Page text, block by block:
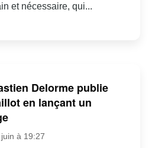
et nécessaire, qui...
Delorme publie
en lançant un
à 19:27